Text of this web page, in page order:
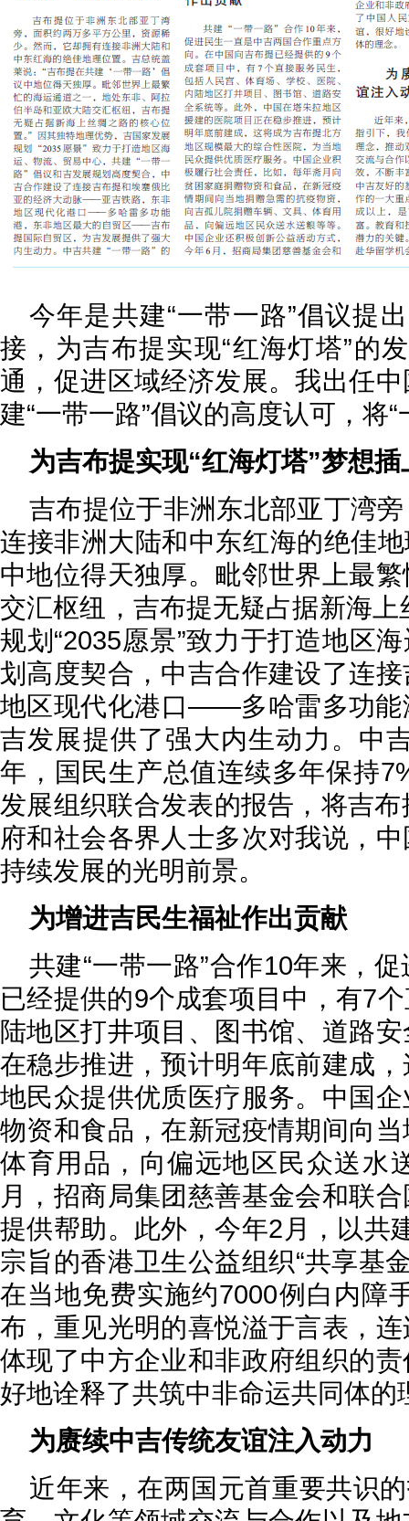
今年是共建“一带一路”倡议提
接，为吉布提实现“红海灯塔”的
通，促进区域经济发展。我出任
建“一带一路”倡议的高度认可，将
为吉布提实现“红海灯塔”梦想插
吉布提位于非洲东北部亚丁湾
连接非洲大陆和中东红海的绝佳
中地位得天独厚。毗邻世界上最
交汇枢纽，吉布提无疑占据新海
规划“2035愿景”致力于打造地区
划高度契合，中吉合作建设了连
地区现代化港口——多哈雷多功
吉发展提供了强大内生动力。中
年，国民生产总值连续多年保持
发展组织联合发表的报告，将吉
府和社会各界人士多次对我说，
持续发展的光明前景。
为增进吉民生福祉作出贡献
共建“一带一路”合作10年来，
已经提供的9个成套项目中，有7
陆地区打井项目、图书馆、道路
在稳步推进，预计明年底前建成
地民众提供优质医疗服务。中国
物资和食品，在新冠疫情期间向
体育用品，向偏远地区民众送水
月，招商局集团慈善基金会和联
提供帮助。此外，今年2月，以共
宗旨的香港卫生公益组织“共享基
在当地免费实施约7000例白内障
布，重见光明的喜悦溢于言表，
体现了中方企业和非政府组织的
好地诠释了共筑中非命运共同体的
为赓续中吉传统友谊注入动力
近年来，在两国元首重要共识